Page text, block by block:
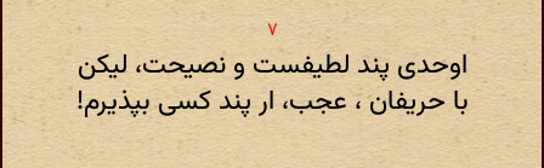
اوحدی پند لطیفست و نصیحت، لیکن
با حریفان ، عجب، ار پند کسی بپذیرم!